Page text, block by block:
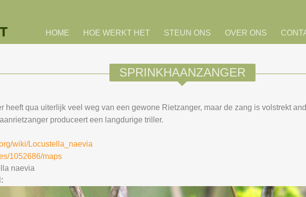
HOME HOE WERKT HET STEUN ONS OVER ONS
SPRINKHAANZANGER
heeft qua uiterlijk veel weg van een gewone Rietzanger, maar de zang is volstrekt
produceert een langdurige triller.
wiki/Locustella_naevia
1052686/maps
naevia